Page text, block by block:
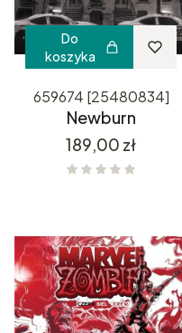
Do
koszyka
659674 [25480834]
Newburn
Cena
189,00 zł